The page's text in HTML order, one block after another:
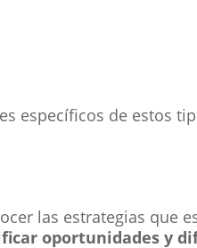
específicos de estos
las estrategias que
oportunidades y